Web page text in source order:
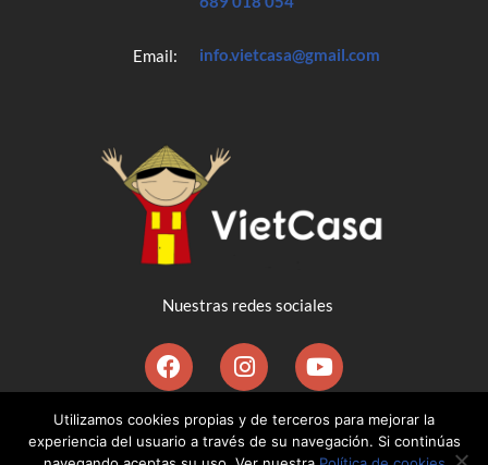
Email: info.vietcasa@gmail.com
Nuestras redes sociales
©2020 VietCasa Agencia España-Vietnam | Diseñado por
Ernesto Vaca-Pereira
Utilizamos cookies propias y de terceros para mejorar la
experiencia del usuario a través de su navegación. Si continúas